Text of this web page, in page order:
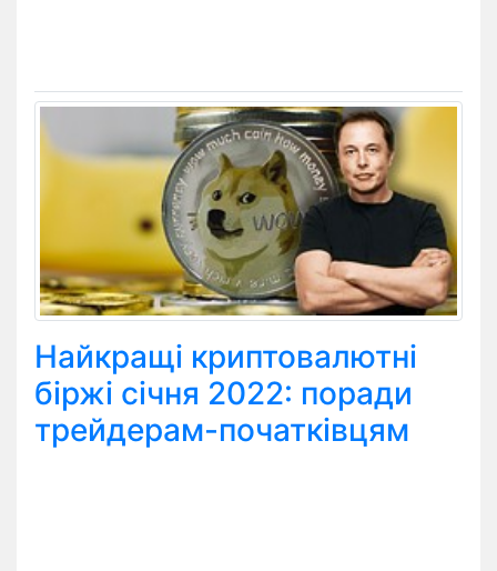
Найкращі криптовалютні
біржі січня 2022: поради
трейдерам-початківцям